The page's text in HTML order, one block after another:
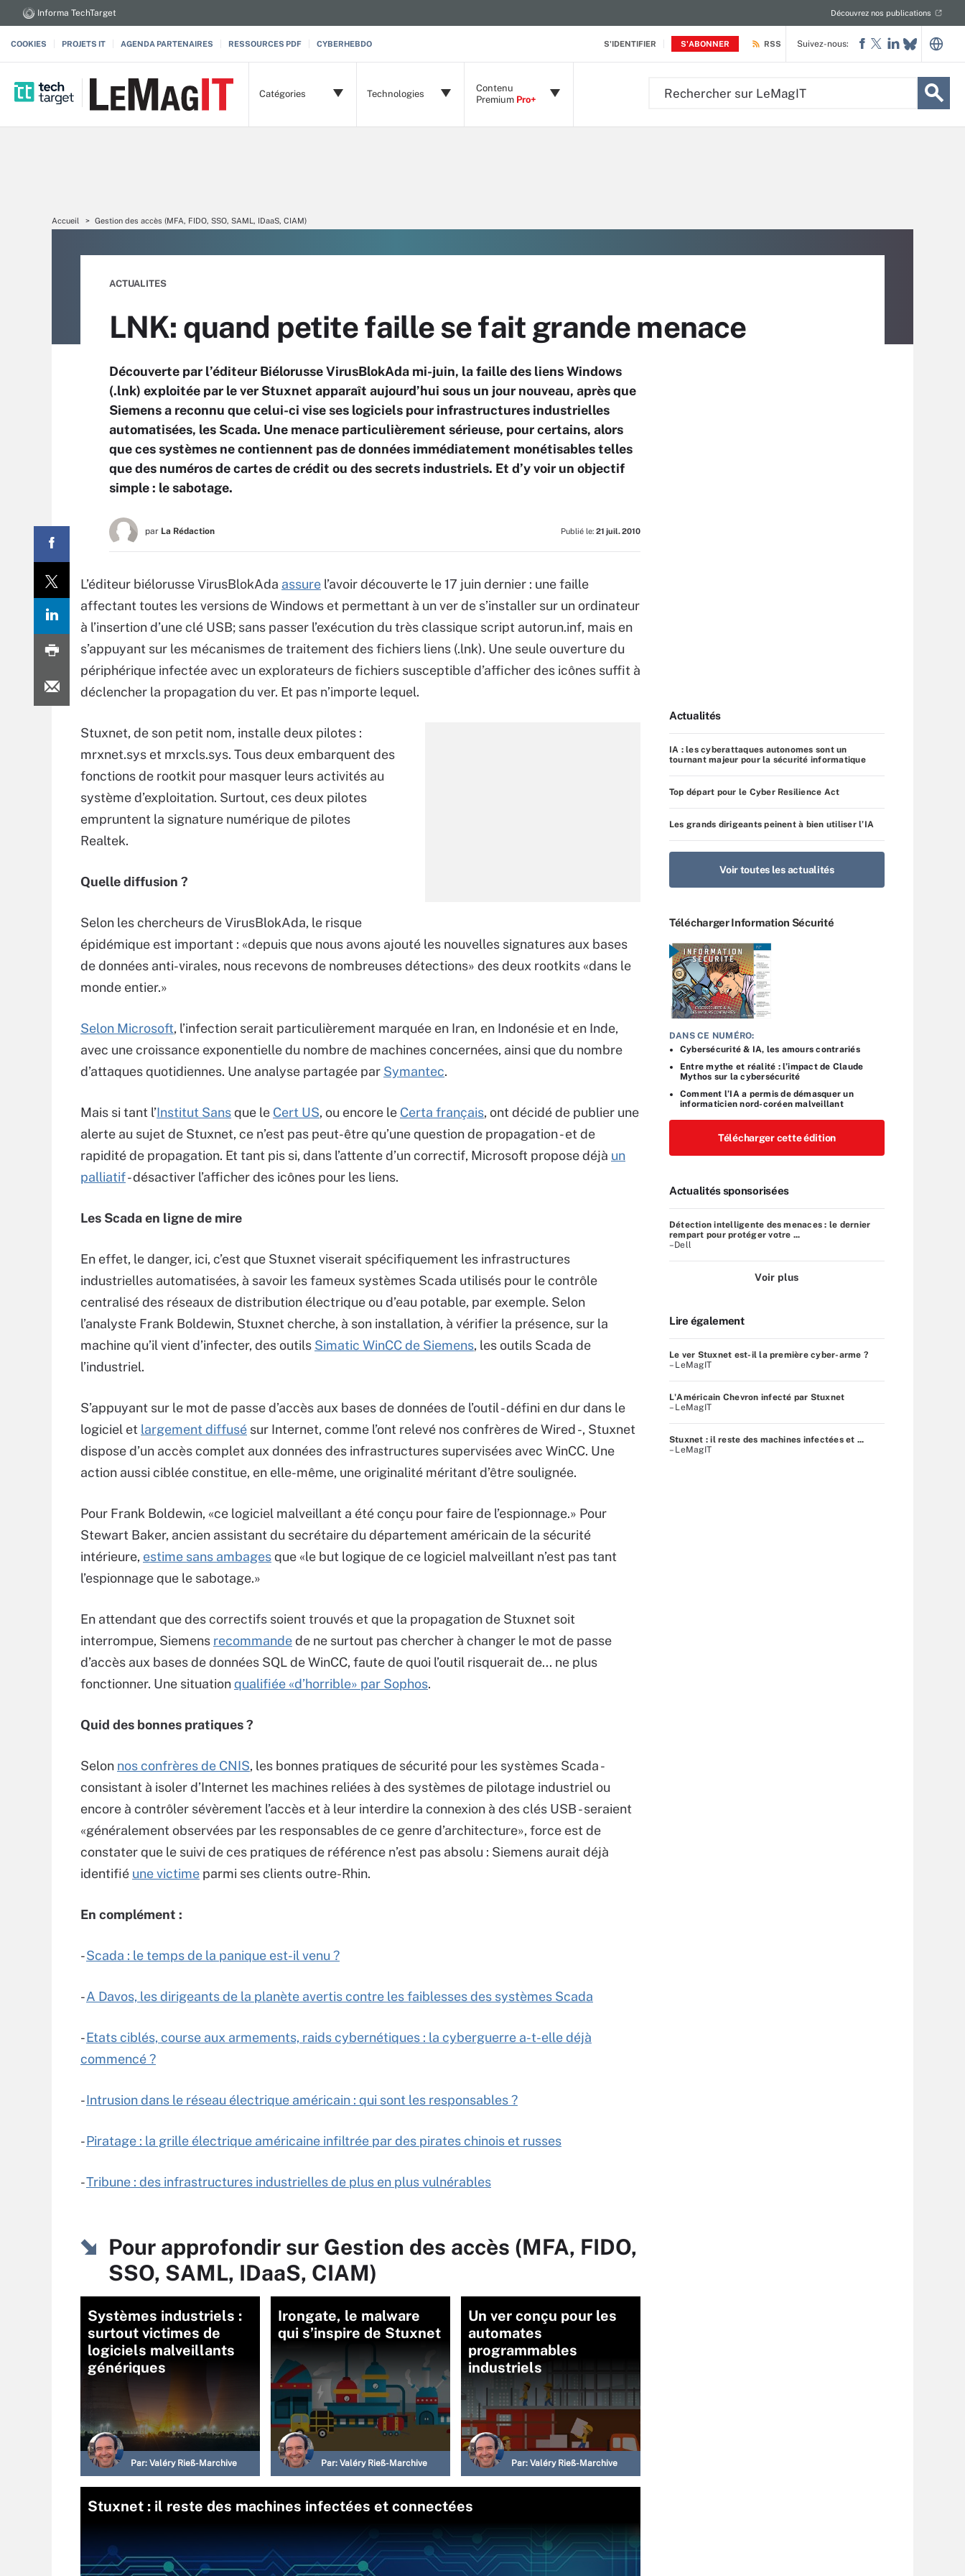
S'IDENTIFIER S'ABONNER
Informa TechTarget Découvrez nos publications
COOKIES PROJETS IT AGENDA PARTENAIRES RESSOURCES PDF CYBERHEBDO RSS
Catégories Technologies
Contenu
Premium Pro+
Suivez-nous:
Accueil Gestion des accès (MFA, FIDO, SSO, SAML, IDaaS, CIAM)
ACTUALITES
LNK: quand petite faille se fait grande menace
Découverte par l’éditeur Biélorusse VirusBlokAda mi-juin, la faille des liens Windows
(.lnk) exploitée par le ver Stuxnet apparaît aujourd’hui sous un jour nouveau, après que
Siemens a reconnu que celui-ci vise ses logiciels pour infrastructures industrielles
automatisées, les Scada. Une menace particulièrement sérieuse, pour certains, alors
que ces systèmes ne contiennent pas de données immédiatement monétisables telles
que des numéros de cartes de crédit ou des secrets industriels. Et d’y voir un objectif
simple : le sabotage.
par La Rédaction Publié le: 21 juil. 2010
L’éditeur biélorusse VirusBlokAda assure l’avoir découverte le 17 juin dernier : une faille
affectant toutes les versions de Windows et permettant à un ver de s’installer sur un ordinateur
à l’insertion d’une clé USB; sans passer l’exécution du très classique script autorun.inf, mais en
s’appuyant sur les mécanismes de traitement des fichiers liens (.lnk). Une seule ouverture du
périphérique infectée avec un explorateurs de fichiers susceptible d’afficher des icônes suffit à
déclencher la propagation du ver. Et pas n’importe lequel.
Stuxnet, de son petit nom, installe deux pilotes :
mrxnet.sys et mrxcls.sys. Tous deux embarquent des
fonctions de rootkit pour masquer leurs activités au
système d’exploitation. Surtout, ces deux pilotes
empruntent la signature numérique de pilotes
Realtek.
Quelle diffusion ?
Selon les chercheurs de VirusBlokAda, le risque
épidémique est important : «depuis que nous avons ajouté les nouvelles signatures aux bases
de données anti-virales, nous recevons de nombreuses détections» des deux rootkits «dans le
monde entier.»
Selon Microsoft, l’infection serait particulièrement marquée en Iran, en Indonésie et en Inde,
avec une croissance exponentielle du nombre de machines concernées, ainsi que du nombre
d’attaques quotidiennes. Une analyse partagée par Symantec.
Mais si tant l’Institut Sansque le Cert US, ou encore le Certa français, ont décidé de publier une
alerte au sujet de Stuxnet, ce n’est pas peut-être qu’une question de propagation - et de
rapidité de propagation. Et tant pis si, dans l’attente d’un correctif, Microsoft propose déjà un
palliatif- désactiver l’afficher des icônes pour les liens.
Les Scada en ligne de mire
En effet, le danger, ici, c’est que Stuxnet viserait spécifiquement les infrastructures
industrielles automatisées, à savoir les fameux systèmes Scada utilisés pour le contrôle
centralisé des réseaux de distribution électrique ou d’eau potable, par exemple. Selon
l’analyste Frank Boldewin, Stuxnet cherche, à son installation, à vérifier la présence, sur la
machine qu’il vient d’infecter, des outils Simatic WinCC de Siemens, les outils Scada de
l’industriel.
S’appuyant sur le mot de passe d’accès aux bases de données de l’outil - défini en dur dans le
logiciel et largement diffusé sur Internet, comme l’ont relevé nos confrères de Wired -, Stuxnet
dispose d’un accès complet aux données des infrastructures supervisées avec WinCC. Une
action aussi ciblée constitue, en elle-même, une originalité méritant d’être soulignée.
Pour Frank Boldewin, «ce logiciel malveillant a été conçu pour faire de l’espionnage.» Pour
Stewart Baker, ancien assistant du secrétaire du département américain de la sécurité
intérieure, estime sans ambagesque «le but logique de ce logiciel malveillant n’est pas tant
l’espionnage que le sabotage.»
En attendant que des correctifs soient trouvés et que la propagation de Stuxnet soit
interrompue, Siemens recommandede ne surtout pas chercher à changer le mot de passe
d’accès aux bases de données SQL de WinCC, faute de quoi l’outil risquerait de... ne plus
fonctionner. Une situationqualifiée «d’horrible» par Sophos.
Quid des bonnes pratiques ?
Selon nos confrères de CNIS, les bonnes pratiques de sécurité pour les systèmes Scada -
consistant à isoler d’Internet les machines reliées à des systèmes de pilotage industriel ou
encore à contrôler sévèrement l’accès et à leur interdire la connexion à des clés USB - seraient
«généralement observées par les responsables de ce genre d’architecture», force est de
constater que le suivi de ces pratiques de référence n’est pas absolu : Siemens aurait déjà
identifié une victime parmi ses clients outre-Rhin.
En complément :
-Scada : le temps de la panique est-il venu ?
-A Davos, les dirigeants de la planète avertis contre les faiblesses des systèmes Scada
-Etats ciblés, course aux armements, raids cybernétiques : la cyberguerre a-t-elle déjà
commencé ?
-Intrusion dans le réseau électrique américain : qui sont les responsables ?
-Piratage : la grille électrique américaine infiltrée par des pirates chinois et russes
-Tribune : des infrastructures industrielles de plus en plus vulnérables
Pour approfondir sur Gestion des accès (MFA, FIDO,
SSO, SAML, IDaaS, CIAM)
Systèmes industriels :
surtout victimes de
logiciels malveillants
génériques
Par: Valéry Rieß-Marchive
Irongate, le malware
qui s’inspire de Stuxnet
Par: Valéry Rieß-Marchive
Un ver conçu pour les
automates
programmables
industriels
Par: Valéry Rieß-Marchive
Stuxnet : il reste des machines infectées et connectées
Actualités
IA : les cyberattaques autonomes sont un
tournant majeur pour la sécurité informatique
Top départ pour le Cyber Resilience Act
Les grands dirigeants peinent à bien utiliser l’IA
Voir toutes les actualités
Télécharger Information Sécurité
DANS CE NUMÉRO:
Cybersécurité & IA, les amours contrariés
Entre mythe et réalité : l’impact de Claude
Mythos sur la cybersécurité
Comment l’IA a permis de démasquer un
informaticien nord-coréen malveillant
Télécharger cette édition
Actualités sponsorisées
Détection intelligente des menaces : le dernier
rempart pour protéger votre ...
–Dell
Voir plus
Lire également
Le ver Stuxnet est-il la première cyber-arme ?
– LeMagIT
L'Américain Chevron infecté par Stuxnet
– LeMagIT
Stuxnet : il reste des machines infectées et ...
– LeMagIT